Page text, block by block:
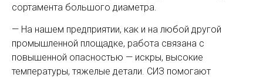
сортамента большого диаметра.
— На нашем предприятии, как и на любой другой
промышленной площадке, работа связана с
повышенной опасностью — искры, высокие
температуры, тяжелые детали. СИЗ помогают